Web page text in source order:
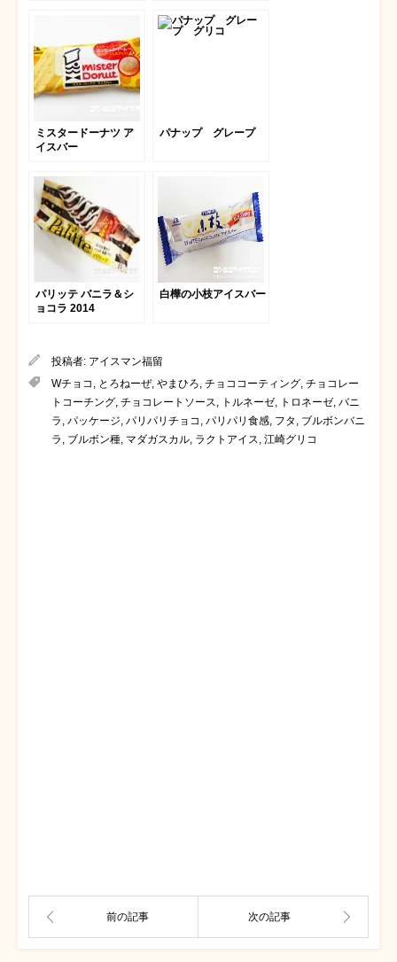
ミスタードーナツ ア
イスバー
パナップ グレープ
パリッテ バニラ＆シ
ョコラ 2014
白樺の小枝アイスバー
投稿者: アイスマン福留
Wチョコ , とろねーぜ, やまひろ, チョココーティング, チョコレー
トコーチング, チョコレートソース, トルネーゼ, トロネーゼ, バニ
ラ , パッケージ, パリパリチョコ , パリパリ食感, フタ , ブルボンバニ
ラ , ブルボン種, マダガスカル, ラクトアイス, 江崎グリコ